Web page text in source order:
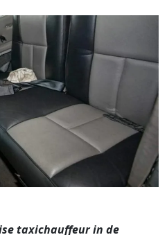
taxichauffeur in de